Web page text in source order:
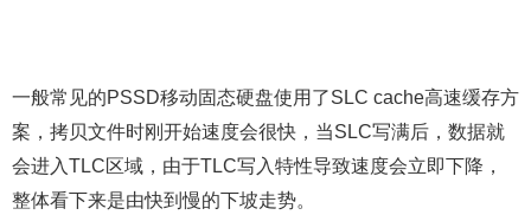
一般常见的PSSD移动固态硬盘使用了SLC cache高速缓存方
案，拷贝文件时刚开始速度会很快，当SLC写满后，数据就
会进入TLC区域，由于TLC写入特性导致速度会立即下降，
整体看下来是由快到慢的下坡走势。